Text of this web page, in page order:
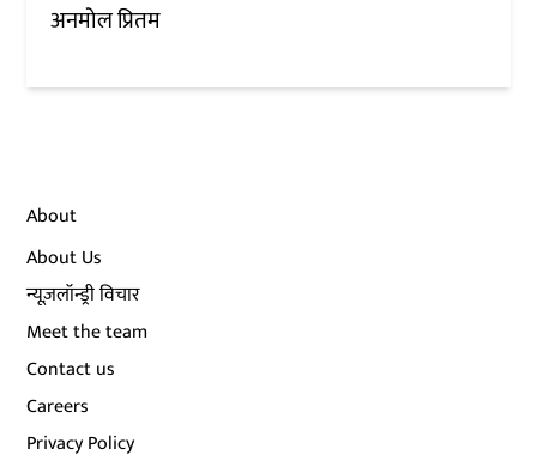
अनमोल प्रितम
About
About Us
न्यूज़लॉन्ड्री विचार
Meet the team
Contact us
Careers
Privacy Policy